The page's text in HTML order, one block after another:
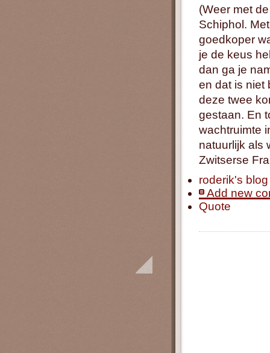
(Weer met
Schiphol.
goedkoper
je de keus
dan ga je
en dat is niet
deze twee
gestaan. En
wachtruimte
natuurlijk als
Zwitserse
roderik's blog
Add new
Quote